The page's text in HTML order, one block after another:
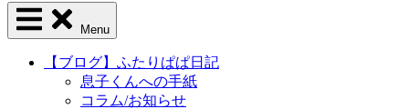
Menu
【ブログ】ふたりぱぱ日記
息子くんへの手紙
コラム/お知らせ